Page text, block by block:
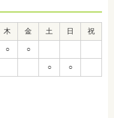
木 金 土 日 祝
○ ○
○ ○